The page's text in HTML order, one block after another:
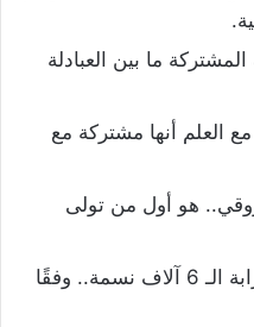
ما بين العبادلة
العلم أنها مشتركة مع
هو أول من تولى
وصل عدد تلك الجماعة لقرابة الـ 6 آلاف نسمة.. وفقًا